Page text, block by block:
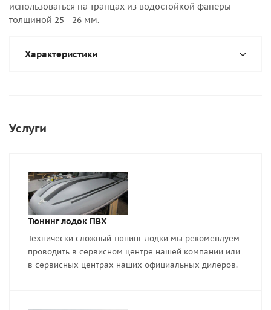
использоваться на транцах из водостойкой фанеры
толщиной 25 - 26 мм.
Характеристики
Услуги
Тюнинг лодок ПВХ
Технически сложный тюнинг лодки мы рекомендуем
проводить в сервисном центре нашей компании или
в сервисных центрах наших официальных дилеров.